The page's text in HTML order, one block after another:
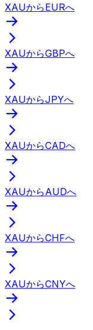
XAUからEURへ
XAUからGBPへ
XAUからJPYへ
XAUからCADへ
XAUからAUDへ
XAUからCHFへ
XAUからCNYへ